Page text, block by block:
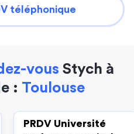
téléphonique
vous Stych à
: Toulouse
PRDV Université